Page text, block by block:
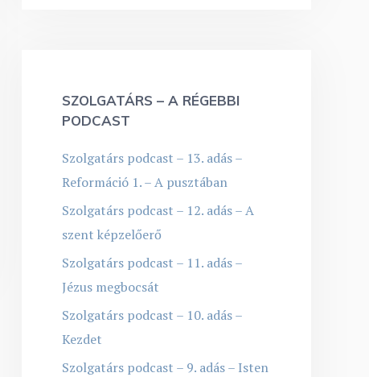
SZOLGATÁRS – A RÉGEBBI
PODCAST
Szolgatárs podcast – 13. adás –
Reformáció 1. – A pusztában
Szolgatárs podcast – 12. adás – A
szent képzelőerő
Szolgatárs podcast – 11. adás –
Jézus megbocsát
Szolgatárs podcast – 10. adás –
Kezdet
Szolgatárs podcast – 9. adás – Isten